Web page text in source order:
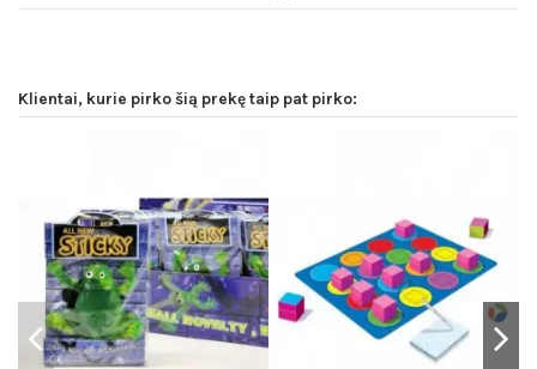
Klientai, kurie pirko šią prekę taip pat pirko: